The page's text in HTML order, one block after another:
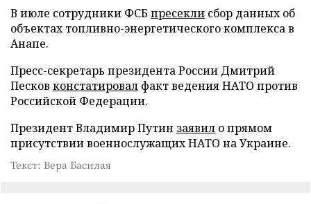
В июле сотрудники ФСБ пресекли сбор данных об
объектах топливно-энергетического комплекса в
Анапе.
Пресс-секретарь президента России Дмитрий
Песков констатировал факт ведения НАТО против
Российской Федерации.
Президент Владимир Путин заявил о прямом
присутствии военнослужащих НАТО на Украине.
Текст: Вера Басилая